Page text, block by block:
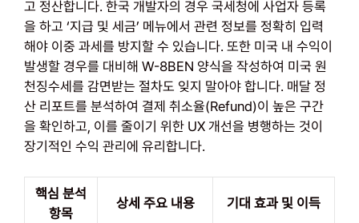
고 정산합니다. 한국 개발자의 경우 국세청에 사업자 등록
을 하고 ‘지급 및 세금’ 메뉴에서 관련 정보를 정확히 입력
해야 이중 과세를 방지할 수 있습니다. 또한 미국 내 수익이
발생할 경우를 대비해 W-8BEN 양식을 작성하여 미국 원
천징수세를 감면받는 절차도 잊지 말아야 합니다. 매달 정
산 리포트를 분석하여 결제 취소율(Refund)이 높은 구간
을 확인하고, 이를 줄이기 위한 UX 개선을 병행하는 것이
장기적인 수익 관리에 유리합니다.
핵심 분석
항목
상세 주요 내용 기대 효과 및 이득